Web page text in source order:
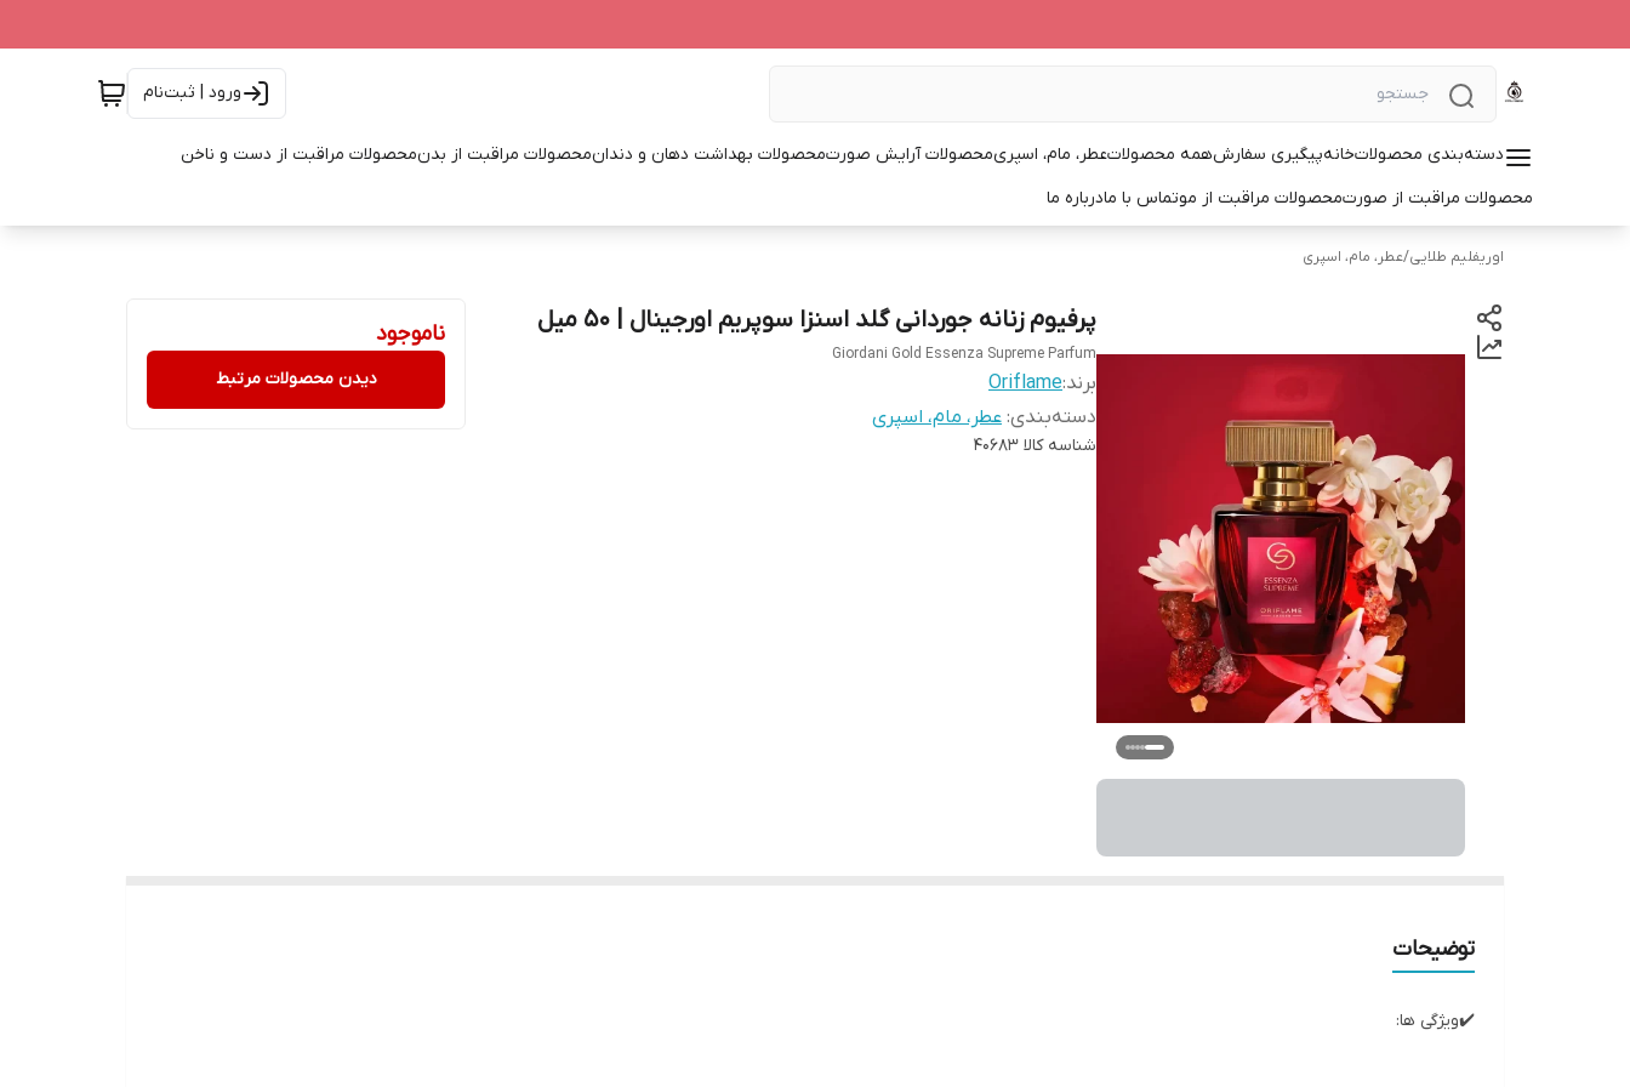
ورود | ثبت‌نام
دسته‌بندی محصولاتخانهپیگیری سفارشهمه محصولاتعطر، مام، اسپریمحصولات آرایش صورتمحصولات بهداشت دهان و دندانمحصولات مراقبت از بدنمحصولات مراقبت از دست و ناخن
محصولات مراقبت از صورتمحصولات مراقبت از موتماس با مادرباره ما
اوریفلیم طلایی/عطر، مام، اسپری
پرفیوم زنانه جوردانی گلد اسنزا سوپریم اورجینال | 50 میل
Giordani Gold Essenza Supreme Parfum
برند:Oriflame
دسته‌بندی: عطر، مام، اسپری
شناسه کالا 40683
ناموجود
دیدن محصولات مرتبط
توضیحات
✔️ویژگی ها: